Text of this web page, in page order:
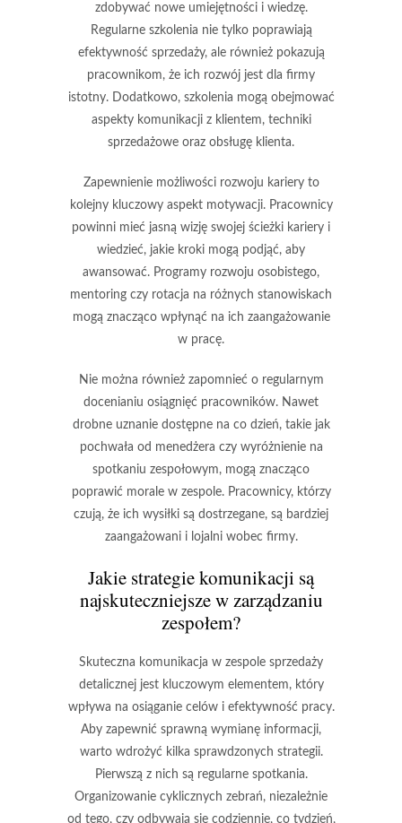
zdobywać nowe umiejętności i wiedzę.
Regularne szkolenia nie tylko poprawiają
efektywność sprzedaży, ale również pokazują
pracownikom, że ich rozwój jest dla firmy
istotny. Dodatkowo, szkolenia mogą obejmować
aspekty komunikacji z klientem, techniki
sprzedażowe oraz obsługę klienta.
Zapewnienie możliwości rozwoju karieryto
kolejny kluczowy aspekt motywacji. Pracownicy
powinni mieć jasną wizję swojej ścieżki kariery i
wiedzieć, jakie kroki mogą podjąć, aby
awansować. Programy rozwoju osobistego,
mentoring czy rotacja na różnych stanowiskach
mogą znacząco wpłynąć na ich zaangażowanie
w pracę.
Nie można również zapomnieć o regularnym
docenianiu osiągnięć pracowników. Nawet
drobne uznanie dostępne na co dzień, takie jak
pochwała od menedżera czy wyróżnienie na
spotkaniu zespołowym, mogą znacząco
poprawić morale w zespole. Pracownicy, którzy
czują, że ich wysiłki są dostrzegane, są bardziej
zaangażowani i lojalni wobec firmy.
Jakie strategie komunikacji są
najskuteczniejsze w zarządzaniu
zespołem?
Skuteczna komunikacja w zespole sprzedaży
detalicznej jest kluczowym elementem, który
wpływa na osiąganie celów i efektywność pracy.
Aby zapewnić sprawną wymianę informacji,
warto wdrożyć kilka sprawdzonych strategii.
Pierwszą z nich są regularne spotkania.
Organizowanie cyklicznych zebrań, niezależnie
od tego, czy odbywają się codziennie, co tydzień,